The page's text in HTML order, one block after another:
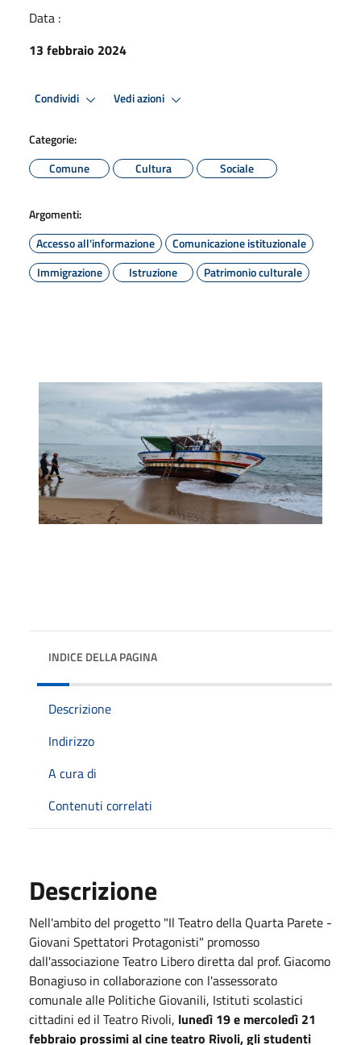
Data :
13 febbraio 2024
Condividi Vedi azioni
Categorie:
Comune
Cultura Sociale
Argomenti:
Accesso all'informazione
Comunicazione istituzionale
Immigrazione
Istruzione Patrimonio culturale
INDICE DELLA PAGINA
Descrizione
Indirizzo
A cura di
Contenuti correlati
Descrizione
Nell'ambito del progetto "Il Teatro della Quarta Parete -
Giovani Spettatori Protagonisti" promosso
dall'associazione Teatro Libero diretta dal prof. Giacomo
Bonagiuso in collaborazione con l'assessorato
comunale alle Politiche Giovanili, Istituti scolastici
cittadini ed il Teatro Rivoli, lunedì 19 e mercoledì 21
febbraio prossimi al cine teatro Rivoli, gli studenti